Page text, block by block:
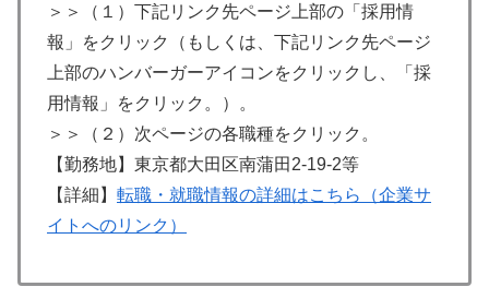
＞＞（１）下記リンク先ページ上部の「採用情
報」をクリック（もしくは、下記リンク先ページ
上部のハンバーガーアイコンをクリックし、「採
用情報」をクリック。）。
＞＞（２）次ページの各職種をクリック。
【勤務地】東京都大田区南蒲田2-19-2等
【詳細】 転職・就職情報の詳細はこちら（企業サ
イトへのリンク）